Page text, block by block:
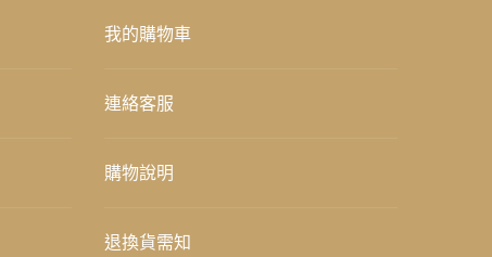
我的購物車
連絡客服
購物說明
退換貨需知